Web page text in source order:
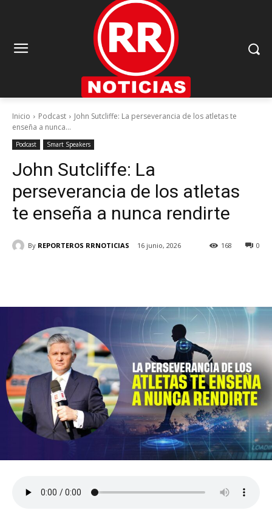
Inicio Podcast
John Sutcliffe: La perseverancia de los atletas te
enseña a nunca...
Podcast Smart Speakers
John Sutcliffe: La
perseverancia de los atletas
te enseña a nunca rendirte
By REPORTEROS RRNOTICIAS 16 junio, 2026 0
168